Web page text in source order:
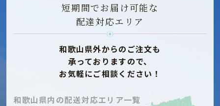
短期間でお届け可能な
配達対応エリア
和歌山県外からのご注文も
承っておりますので、
お気軽にご相談ください！
和歌山県内の配送対応エリア一覧